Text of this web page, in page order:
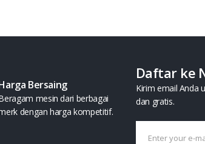
Bersaing
mesin dari berbagai
dengan harga kompetitif.
Daftar ke
Kirim email Anda
dan gratis.